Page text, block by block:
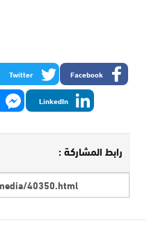
Facebook
Twitter
LinkedIn
رابط المشاركة :